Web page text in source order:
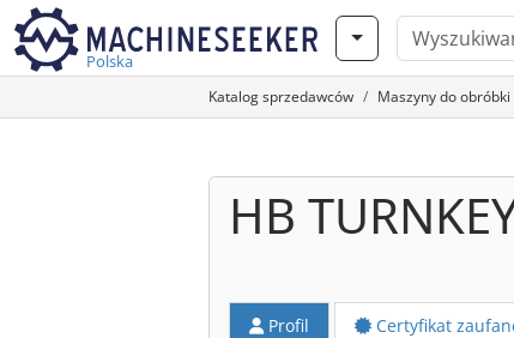
Polska
Katalog sprzedawców Maszyny do
HB
Profil Certyfikat